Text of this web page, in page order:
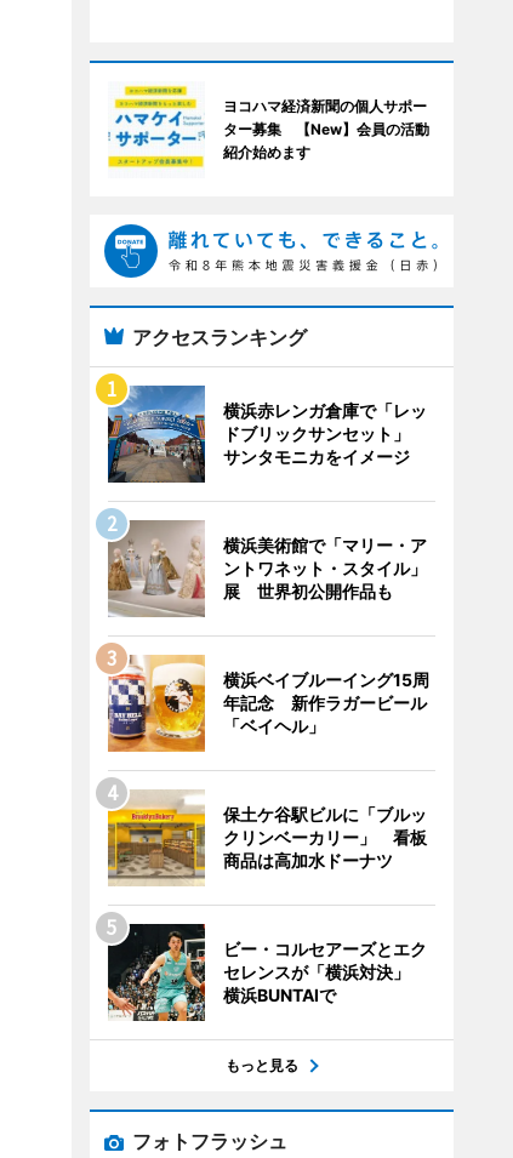
ヨコハマ経済新聞の個人サポー
ター募集 【New】会員の活動
紹介始めます
アクセスランキング
横浜赤レンガ倉庫で「レッ
ドブリックサンセット」
サンタモニカをイメージ
横浜美術館で「マリー・ア
ントワネット・スタイル」
展 世界初公開作品も
横浜ベイブルーイング15周
年記念 新作ラガービール
「ベイヘル」
保土ケ谷駅ビルに「ブルッ
クリンベーカリー」 看板
商品は高加水ドーナツ
ビー・コルセアーズとエク
セレンスが「横浜対決」
横浜BUNTAIで
もっと見る
フォトフラッシュ